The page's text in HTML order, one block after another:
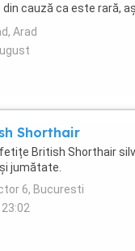
cauză ca este rară,
vârstă potrivită pentru
Arad
Shorthair
fetițe British Shorthair
jumătate.
6, Bucuresti